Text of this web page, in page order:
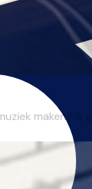
maken? Ik